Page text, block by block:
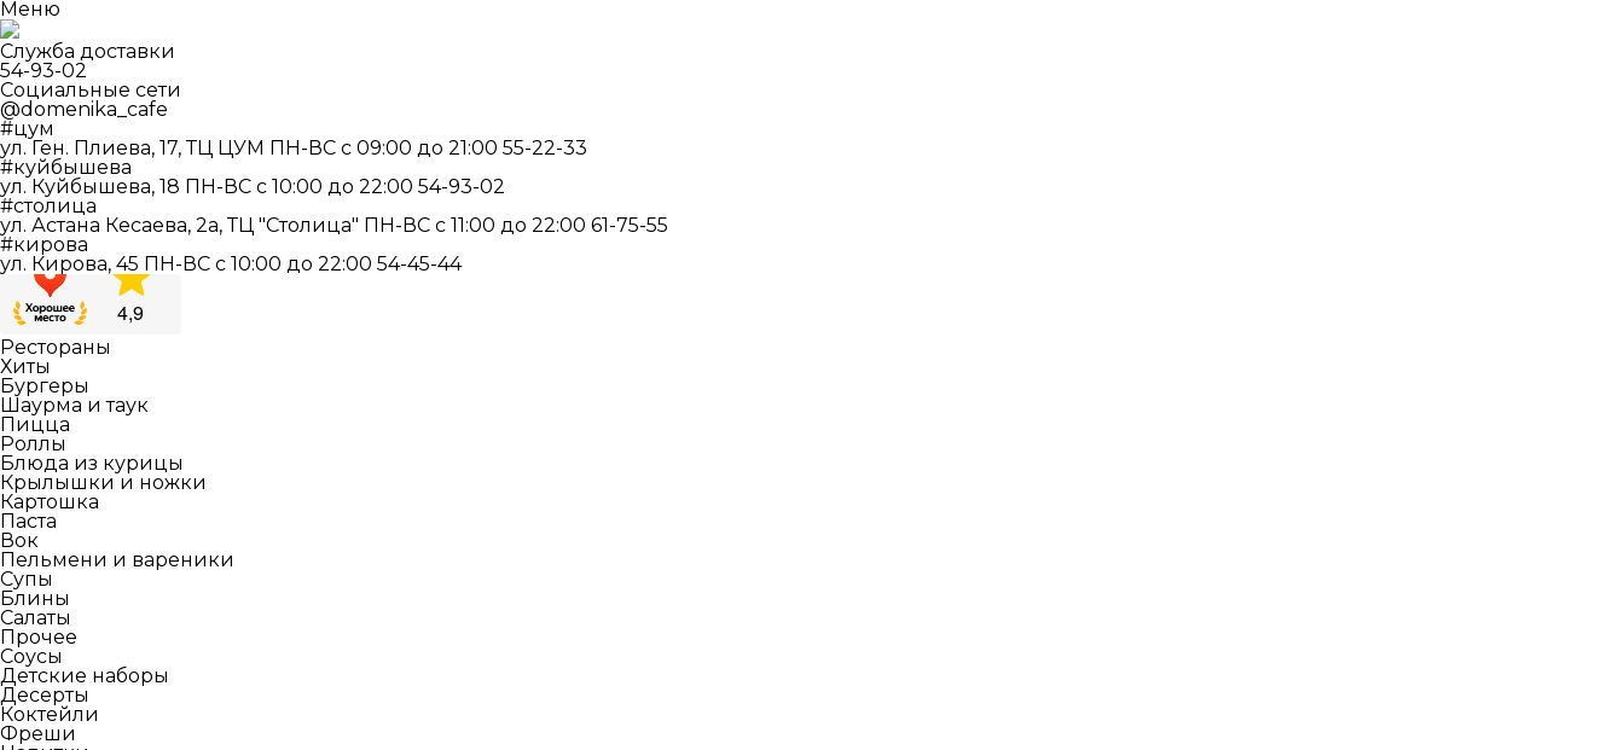
Меню
Служба доставки
54-93-02
Социальные сети
@domenika_cafe
#цум
ул. Ген. Плиева, 17, ТЦ ЦУМ ПН-ВС c 09:00 до 21:00 55-22-33
#куйбышева
ул. Куйбышева, 18 ПН-ВС c 10:00 до 22:00 54-93-02
#столица
ул. Астана Кесаева, 2а, ТЦ "Столица" ПН-ВС c 11:00 до 22:00 61-75-55
#кирова
ул. Кирова, 45 ПН-ВС c 10:00 до 22:00 54-45-44
Рестораны
Хиты
Бургеры
Шаурма и таук
Пицца
Роллы
Блюда из курицы
Крылышки и ножки
Картошка
Паста
Вок
Пельмени и вареники
Супы
Блины
Салаты
Прочее
Соусы
Детские наборы
Десерты
Коктейли
Фреши